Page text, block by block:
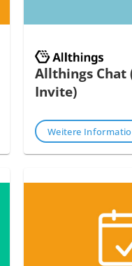
Allthings Chat
Invite)
Weitere